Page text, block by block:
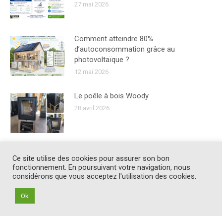
27 mai 2026
Comment atteindre 80%
d’autoconsommation grâce au
photovoltaïque ?
12 mai 2026
Le poêle à bois Woody
28 avril 2026
Ce site utilise des cookies pour assurer son bon
fonctionnement. En poursuivant votre navigation, nous
considérons que vous acceptez l'utilisation des cookies.
Ok